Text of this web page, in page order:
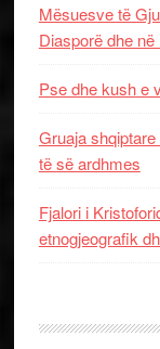
Mësuesve të
Diasporë dhe
Pse dhe kush e
Gruaja
të së ardhmes
Fjalori i
etnogjeografik